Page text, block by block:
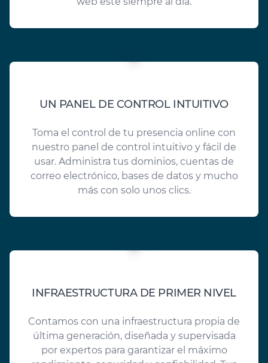
UN PANEL DE CONTROL INTUITIVO
Toma el control de tu presencia online con
nuestro panel de control intuitivo y fácil de
usar. Administra tus dominios, cuentas de
correo electrónico, bases de datos y mucho
más con solo unos clics.
INFRAESTRUCTURA DE PRIMER NIVEL
Contamos con una infraestructura propia de
última generación, diseñada y supervisada
por expertos para garantizar el máximo